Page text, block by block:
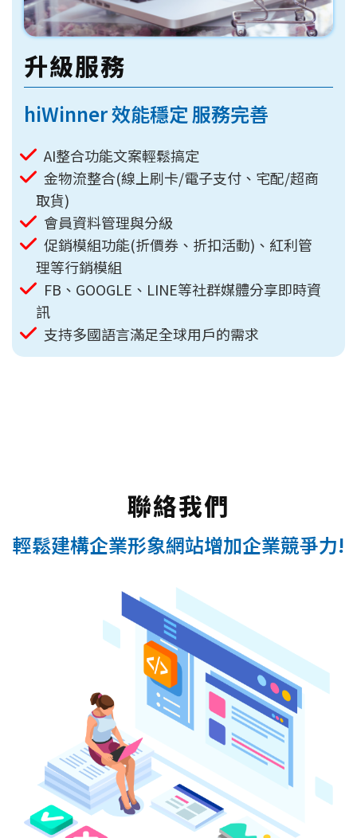
升級服務
hiWinner 效能穩定 服務完善
AI整合功能文案輕鬆搞定
金物流整合(線上刷卡/電子支付、宅配/超商
取貨)
會員資料管理與分級
促銷模組功能(折價券、折扣活動)、紅利管
理等行銷模組
FB、GOOGLE、LINE等社群媒體分享即時資
訊
支持多國語言滿足全球用戶的需求
聯絡我們
輕鬆建構企業形象網站增加企業競爭力!